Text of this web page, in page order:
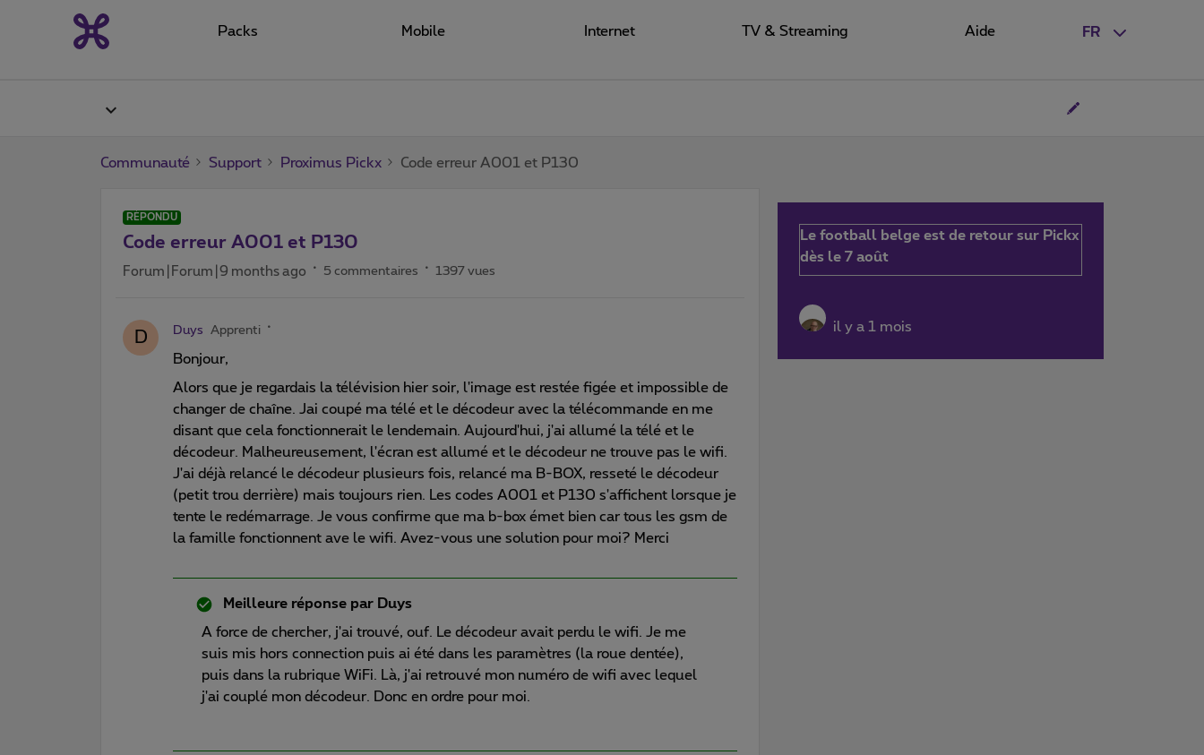
FR
Packs Mobile Internet TV & Streaming Aide
Communauté Support Proximus Pickx Code erreur A001 et P130
RÉPONDU
Code erreur A001 et P130
Forum|Forum|9 months ago 5 commentaires 1397 vues
D Duys Apprenti
Bonjour,
Alors que je regardais la télévision hier soir, l'image est restée figée et impossible de
changer de chaîne. Jai coupé ma télé et le décodeur avec la télécommande en me
disant que cela fonctionnerait le lendemain. Aujourd'hui, j'ai allumé la télé et le
décodeur. Malheureusement, l'écran est allumé et le décodeur ne trouve pas le wifi.
J'ai déjà relancé le décodeur plusieurs fois, relancé ma B-BOX, resseté le décodeur
(petit trou derrière) mais toujours rien. Les codes A001 et P130 s'affichent lorsque je
tente le redémarrage. Je vous confirme que ma b-box émet bien car tous les gsm de
la famille fonctionnent ave le wifi. Avez-vous une solution pour moi? Merci
Meilleure réponse par Duys
A force de chercher, j'ai trouvé, ouf. Le décodeur avait perdu le wifi. Je me
suis mis hors connection puis ai été dans les paramètres (la roue dentée),
puis dans la rubrique WiFi. Là, j'ai retrouvé mon numéro de wifi avec lequel
j'ai couplé mon décodeur. Donc en ordre pour moi.
Le football belge est de retour sur Pickx
dès le 7 août
il y a 1 mois